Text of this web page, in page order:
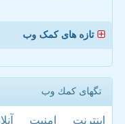
تازه های کمک وب
تگهای كمك وب
اینترنت امنیت